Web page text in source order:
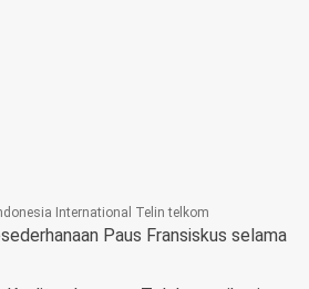
International Telin telkom
Paus Fransiskus selama